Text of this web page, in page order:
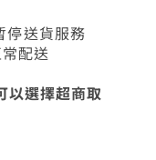
送貨服務
配送
以選擇超商取